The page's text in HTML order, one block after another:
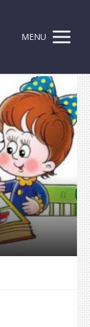
MENU